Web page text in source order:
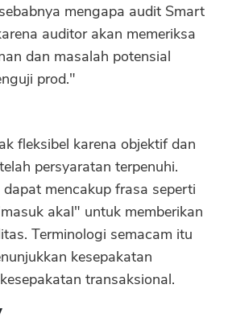
mengapa audit Smart
auditor akan memeriksa
dan masalah potensial
prod."
fleksibel karena objektif dan
persyaratan terpenuhi.
mencakup frasa seperti
akal" untuk memberikan
Terminologi semacam itu
kesepakatan
transaksional.